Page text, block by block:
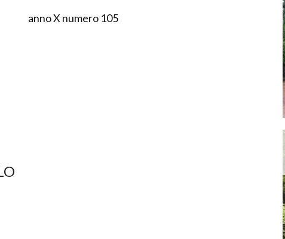
anno X numero 105